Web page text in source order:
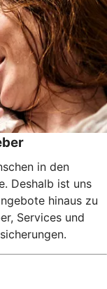
in den
Deshalb ist uns
hinaus zu
Services und